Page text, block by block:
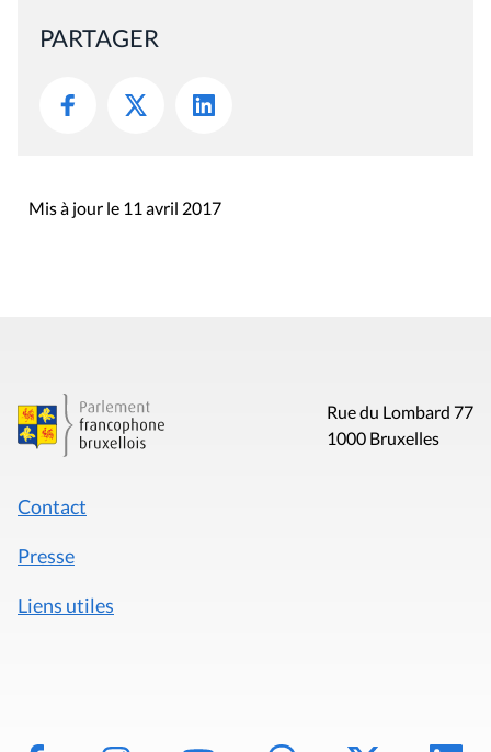
PARTAGER
Mis à jour le 11 avril 2017
Rue du Lombard 77
1000 Bruxelles
Contact
Presse
Liens utiles